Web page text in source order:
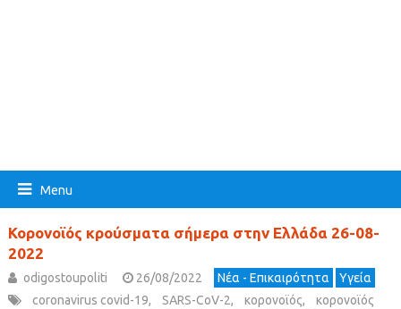
Menu
Κορονοϊός κρούσματα σήμερα στην Ελλάδα 26-08-
2022
odigostoupoliti 26/08/2022 Νέα - Επικαιρότητα
Υγεία
coronavirus covid-19, SARS-CoV-2, κορονοϊός,
κορονοϊός